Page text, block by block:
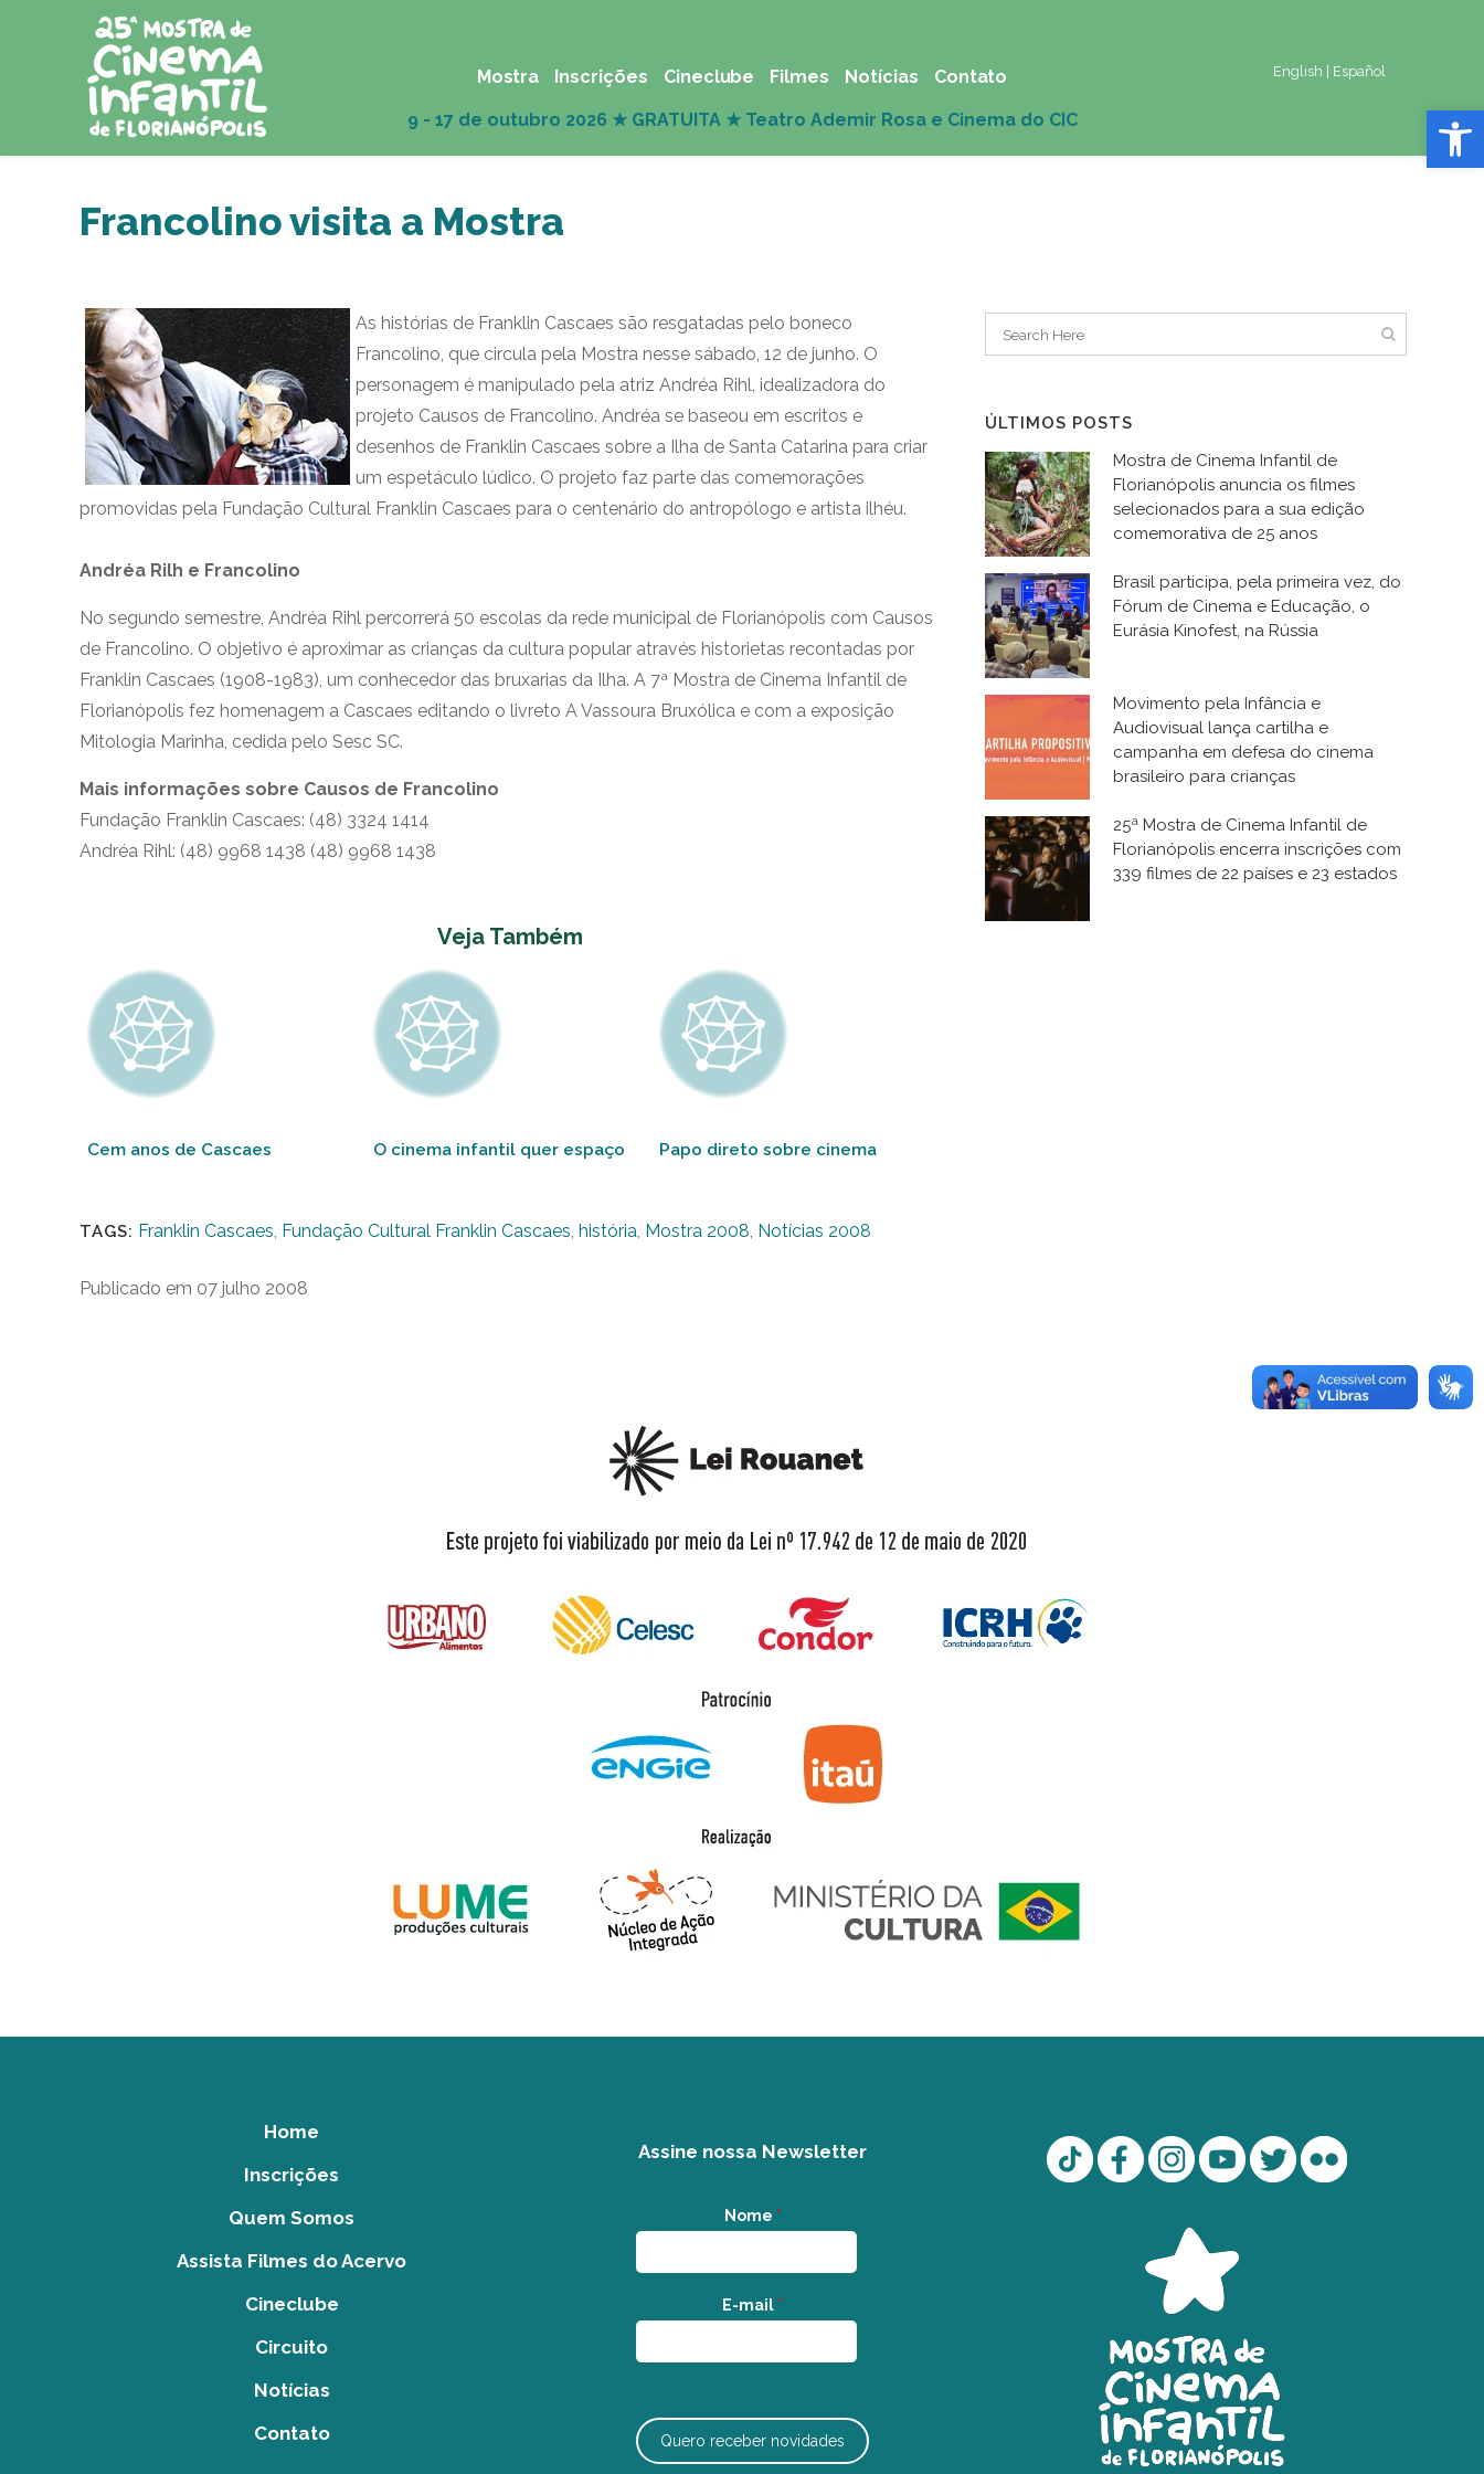
Abrir
English Español
Mostra Inscrições Cineclube Filmes Notícias Contato
Francolino visita a Mostra
As histórias de Franklin Cascaes são resgatadas pelo boneco
Francolino, que circula pela Mostra nesse sábado, 12 de junho. O
personagem é manipulado pela atriz Andréa Rihl, idealizadora do
projeto Causos de Francolino. Andréa se baseou em escritos e
desenhos de Franklin Cascaes sobre a Ilha de Santa Catarina para criar
um espetáculo lúdico. O projeto faz parte das comemorações
promovidas pela Fundação Cultural Franklin Cascaes para o centenário do antropólogo e artista ilhéu.
Andréa Rilh e Francolino
No segundo semestre, Andréa Rihl percorrerá 50 escolas da rede municipal de Florianópolis com Causos
de Francolino. O objetivo é aproximar as crianças da cultura popular através historietas recontadas por
Franklin Cascaes (1908-1983), um conhecedor das bruxarias da Ilha. A 7ª Mostra de Cinema Infantil de
Florianópolis fez homenagem a Cascaes editando o livreto A Vassoura Bruxólica e com a exposição
Mitologia Marinha, cedida pelo Sesc SC.
Mais informações sobre Causos de Francolino
Fundação Franklin Cascaes: (48) 3324 1414
Andréa Rihl: (48) 9968 1438 (48) 9968 1438
Veja Também
Cem anos de Cascaes O cinema infantil quer espaço Papo direto sobre cinema
TAGS: Franklin Cascaes, Fundação Cultural Franklin Cascaes, história, Mostra 2008, Notícias 2008
Publicado em 07 julho 2008
ÚLTIMOS POSTS
Mostra de Cinema Infantil de
Florianópolis anuncia os filmes
selecionados para a sua edição
comemorativa de 25 anos
Brasil participa, pela primeira vez, do
Fórum de Cinema e Educação, o
Eurásia Kinofest, na Rússia
Movimento pela Infância e
Audiovisual lança cartilha e
campanha em defesa do cinema
brasileiro para crianças
25ª Mostra de Cinema Infantil de
Florianópolis encerra inscrições com
339 filmes de 22 países e 23 estados
Home
Inscrições
Quem Somos
Assista Filmes do Acervo
Cineclube
Circuito
Notícias
Contato
Assine nossa Newsletter
Nome *
E-mail *
Quero receber novidades